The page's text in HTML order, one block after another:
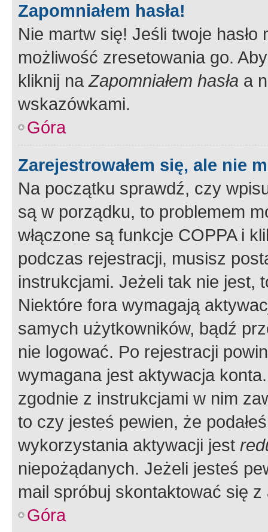
Zapomniałem hasła!
Nie martw się! Jeśli twoje
możliwość zresetowania go.
kliknij naZapomniałem hasła a
wskazówkami.
Góra
Zarejestrowałem się, ale nie
Na początku sprawdź, czy
są w porządku, to problemem
włączone są funkcje COPPA i
podczas rejestracji, musisz
instrukcjami. Jeżeli tak nie jest,
Niektóre fora wymagają
samych użytkowników, bądź
nie logować. Po rejestracji
wymagana jest aktywacja
zgodnie z instrukcjami w nim
to czy jesteś pewien, że
wykorzystania aktywacji jest
niepożądanych. Jeżeli jesteś
mail spróbuj skontaktować się
Góra